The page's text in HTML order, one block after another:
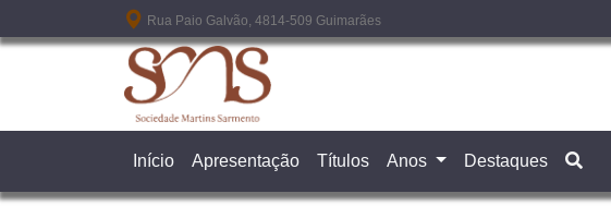
Passar para o conteúdo principalRua Paio Galvão, 4814-509 Guimarães
Início Apresentação Títulos Anos Destaques